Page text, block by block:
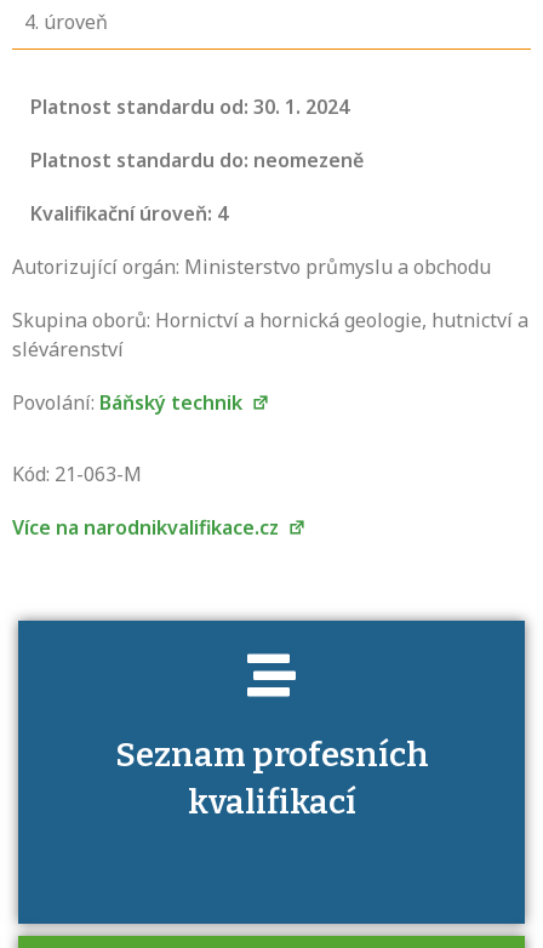
4. úroveň
Platnost standardu od: 30. 1. 2024
Platnost standardu do: neomezeně
Kvalifikační úroveň: 4
Autorizující orgán: Ministerstvo průmyslu a obchodu
Skupina oborů: Hornictví a hornická geologie, hutnictví a
slévárenství
Povolání: Báňský technik
Kód: 21-063-M
Více na narodnikvalifikace.cz
Seznam profesních
kvalifikací
Víte, jaké dovednosti musíte pro danou